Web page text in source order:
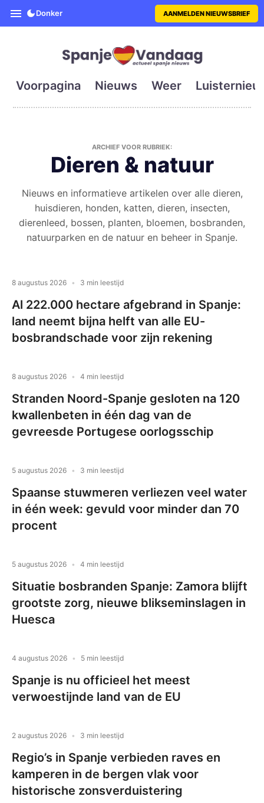
SpanjeVandaag is de eerste
Donker AANMELDEN NIEUWSBRIEF
Voorpagina Nieuws Weer
ARCHIEF VOOR RUBRIEK:
Dieren & natuur
Nieuws en informatieve artikelen over alle dieren,
huisdieren, honden, katten, dieren, insecten,
dierenleed, bossen, planten, bloemen, bosbranden,
natuurparken en de natuur en beheer in Spanje.
8 augustus 2026 3 min leestijd
Al 222.000 hectare afgebrand in Spanje:
land neemt bijna helft van alle EU-
bosbrandschade voor zijn rekening
8 augustus 2026 4 min leestijd
Stranden Noord-Spanje gesloten na 120
kwallenbeten in één dag van de
gevreesde Portugese oorlogsschip
5 augustus 2026 3 min leestijd
Spaanse stuwmeren verliezen veel water
in één week: gevuld voor minder dan 70
procent
5 augustus 2026 4 min leestijd
Situatie bosbranden Spanje: Zamora blijft
grootste zorg, nieuwe blikseminslagen in
Huesca
4 augustus 2026 5 min leestijd
Spanje is nu officieel het meest
verwoestijnde land van de EU
2 augustus 2026 3 min leestijd
Regio’s in Spanje verbieden raves en
kamperen in de bergen vlak voor
historische zonsverduistering